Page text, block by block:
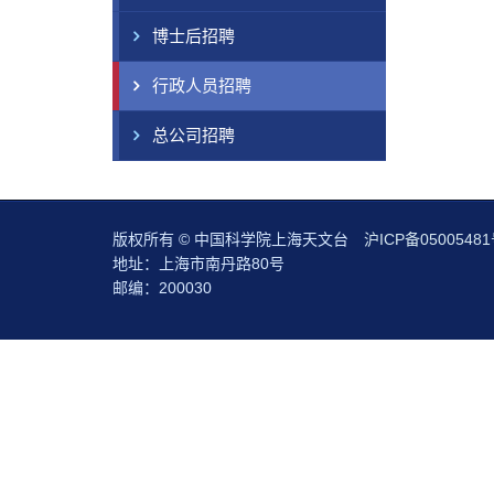
博士后招聘
行政人员招聘
总公司招聘
版权所有 © 中国科学院上海天文台 沪ICP备05005481
地址：上海市南丹路80号
邮编：200030